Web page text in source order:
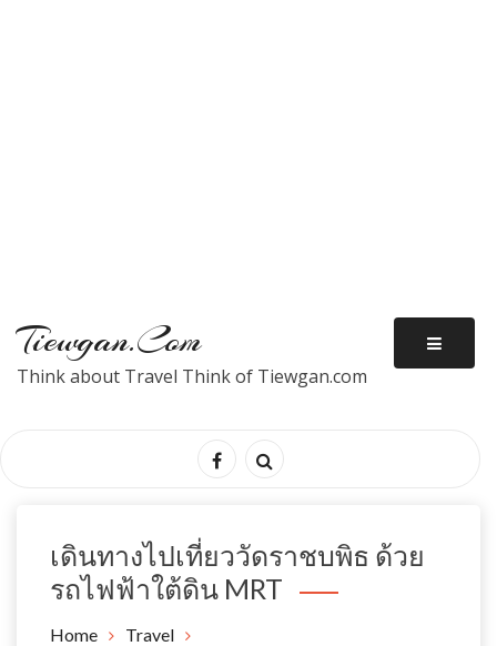
Tiewgan.com
Think about Travel Think of Tiewgan.com
เดินทางไปเที่ยววัดราชบพิธ ด้วย
รถไฟฟ้าใต้ดิน MRT
Home
Travel